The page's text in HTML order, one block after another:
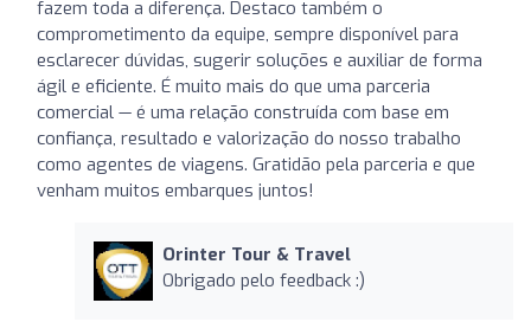
fazem toda a diferença. Destaco também o
comprometimento da equipe, sempre disponível para
esclarecer dúvidas, sugerir soluções e auxiliar de forma
ágil e eficiente. É muito mais do que uma parceria
comercial — é uma relação construída com base em
confiança, resultado e valorização do nosso trabalho
como agentes de viagens. Gratidão pela parceria e que
venham muitos embarques juntos!
Orinter Tour & Travel
Obrigado pelo feedback :)